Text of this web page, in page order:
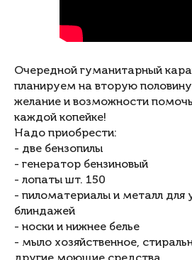
Очередной гуманитарный
планируем на вторую
желание и возможности
каждой копейке!
Надо приобрести:
- две бензопилы
- генератор бензиновый
- лопаты шт. 150
- пиломатериалы и металл для
блиндажей
- носки и нижнее белье
- мыло хозяйственное,